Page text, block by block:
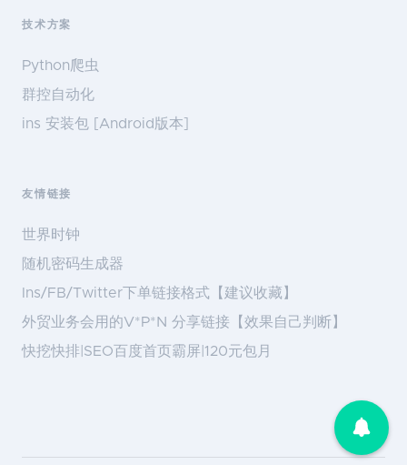
技术方案
Python爬虫
群控自动化
ins 安装包 [Android版本]
友情链接
世界时钟
随机密码生成器
Ins/FB/Twitter下单链接格式【建议收藏】
外贸业务会用的V*P*N 分享链接【效果自己判断】
快挖快排|SEO百度首页霸屏|120元包月